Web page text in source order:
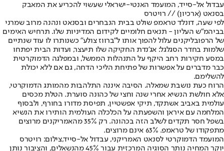
עבדול אל-סייד, המועמד האנטי-ישראלי שעשוי להכריע את המאבק
בסנאט (ארכיון) // רויטרס
לפי שעה, דונלד טראמפ שולט בבית הנבחרים ובסנאט ונהנה מרוב שמרני
בביהמ"ש העליון - תנאים חלומיים לקידום המדיניות שלו. תרחיש האימים
של הרפובליקנים עלול להפוך אותו ל"ברווז צולע" כשנותרו לו עוד שנתיים
שלמות בחדר הסגלגל: אג'נדת החקיקה שלו תיעצר, ועדות הבית יפתחו
במסע חקירות רחב היקף על התנהלות הממשל, ובמפלגה הדמוקרטית
כבר מדברים על אפשרות של פתיחת הליכי הדחה, גם אם ללא יכולת
להשלימם.
הרוח כעת נושבת שמאלה. הסיבה איננה התלהבות מהמותג הדמוקרטי,
אלא חולשת הנשיא אחרי שנה וחצי של כהונה סוערת. הטלת מכסים
עולמית באביב אשתקד, תיקי אפשטיין, תפיסת מדורו בחורף, ולבסוף
המלחמה עם איראן והשפעתה על הכלכלה העולמית הותירו את הנשיא
בשפל חסר תקדים לשלב הזה בכהונה. רק 35% מהאמריקנים מרוצים
מתפקודו של טראמפ. 63% אינם מרוצים.
המועמד הדמוקרטי לסנאט האמריקני, עבדול אל-סייד,צילום: רויטרס
יוקר המחיה נותר הסוגיה המרכזית עבור 45% מהנשאלים, והציבור נותן